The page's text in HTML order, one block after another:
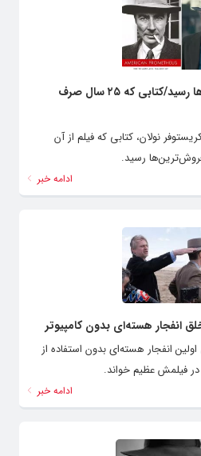
«اوپنهایمر» به صدر پرفروش‌ها رسید/کتابی که ۲۵ سال صرف
نولان، کتابی که فیلم از آن
رسید.
ادامه خبر
انفجار هسته‌ای بدون کامپیوتر
انفجار هسته‌ای بدون استفاده از
فیلمش عظیم خواند.
ادامه خبر